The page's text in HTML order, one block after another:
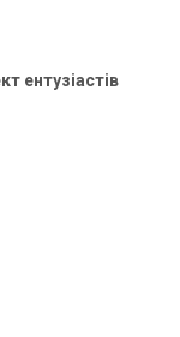
ентузіастів